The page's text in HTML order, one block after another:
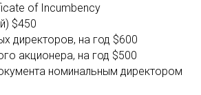
of Incumbency
$450
директоров, на год $600
акционера, на год $500
номинальным директором